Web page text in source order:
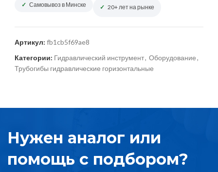
Самовывоз в Минске 20+ лет на рынке
Артикул: fb1cb5f69ae8
Категории: Гидравлический инструмент, Оборудование,
Трубогибы гидравлические горизонтальные
Нужен аналог или
помощь с подбором?